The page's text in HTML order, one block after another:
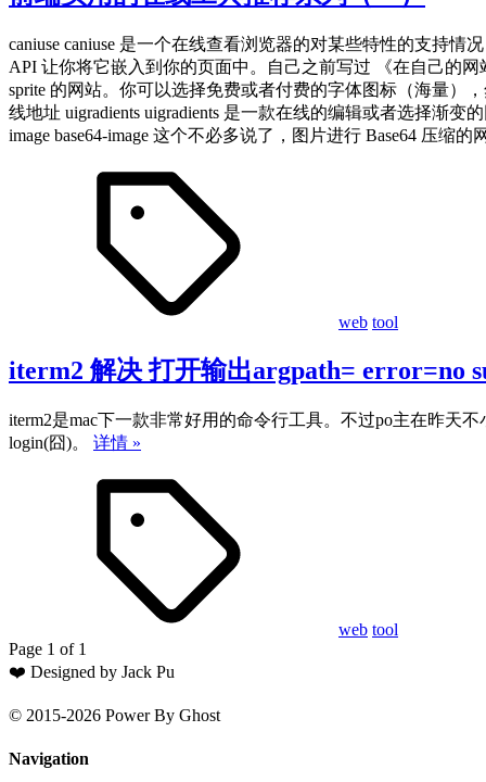
caniuse caniuse 是一个在线查看浏览器的对某些特性的支持情
API 让你将它嵌入到你的页面中。自己之前写过 《在自己的
sprite 的网站。你可以选择免费或者付费的字体图标（海量）
线地址 uigradients uigradients 是一款在线的编辑或者选择渐
image base64-image 这个不必多说了，图片进行 Base64 压缩
web tool
iterm2 解决 打开输出argpath= error=no
iterm2是mac下一款非常好用的命令行工具。不过po主在昨天
login(囧)。 详情 »
web tool
Page 1 of 1
❤️ Designed by Jack Pu
© 2015-2026 Power By Ghost
Navigation